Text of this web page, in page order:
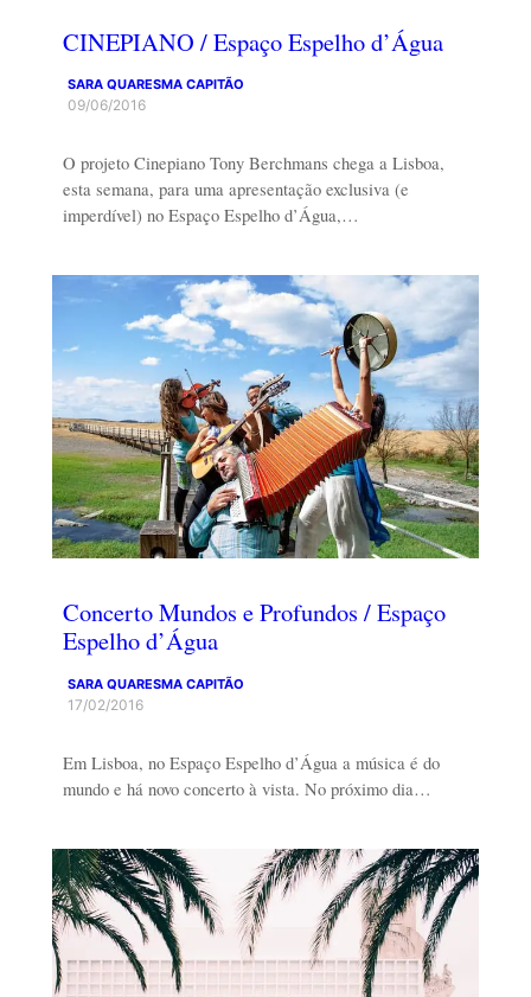
CINEPIANO / Espaço Espelho d’Água
SARA QUARESMA CAPITÃO
09/06/2016
O projeto Cinepiano Tony Berchmans chega a Lisboa,
esta semana, para uma apresentação exclusiva (e
imperdível) no Espaço Espelho d’Água,…
Concerto Mundos e Profundos / Espaço
Espelho d’Água
SARA QUARESMA CAPITÃO
17/02/2016
Em Lisboa, no Espaço Espelho d’Água a música é do
mundo e há novo concerto à vista. No próximo dia…